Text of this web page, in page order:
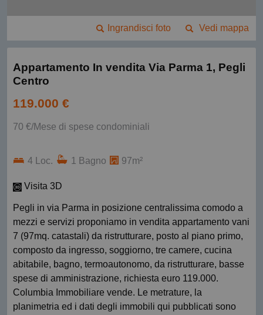
Vedi mappa
Ingrandisci foto
Appartamento In vendita Via Parma 1, Pegli
Centro
119.000 €
70 €/Mese di spese condominiali
4 Loc. 1 Bagno 97m²
Visita 3D
Pegli in via Parma in posizione centralissima comodo a
mezzi e servizi proponiamo in vendita appartamento vani
7 (97mq. catastali) da ristrutturare, posto al piano primo,
composto da ingresso, soggiorno, tre camere, cucina
abitabile, bagno, termoautonomo, da ristrutturare, basse
spese di amministrazione, richiesta euro 119.000.
Columbia Immobiliare vende. Le metrature, la
planimetria ed i dati degli immobili qui pubblicati sono